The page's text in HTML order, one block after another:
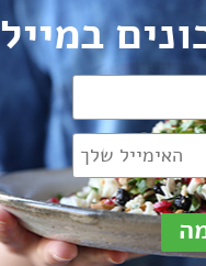
במייל